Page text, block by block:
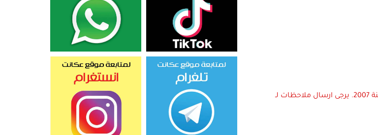
استعمال المضامين بموجب بند 27 أ لقانون الحقوق الأدبية لسنة 2007. يرجى ارسال ملاحظات لـ